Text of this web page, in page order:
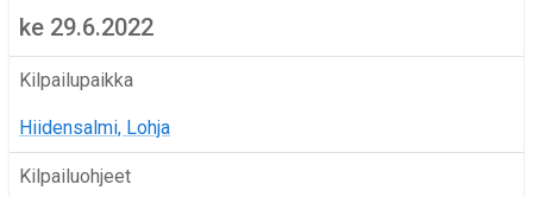
ke 29.6.2022
Kilpailupaikka
Hiidensalmi, Lohja
Kilpailuohjeet